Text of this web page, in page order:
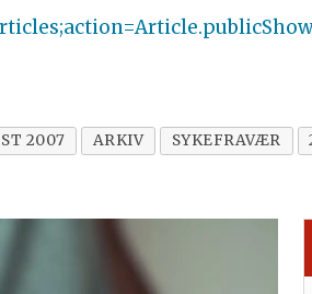
2007 ARKIV SYKEFRAVÆR